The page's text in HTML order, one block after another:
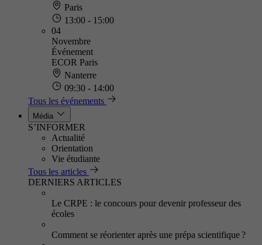
Paris
13:00 - 15:00
04
Novembre
Événement
ECOR Paris
Nanterre
09:30 - 14:00
Tous les événements
Média
S’INFORMER
Actualité
Orientation
Vie étudiante
Tous les articles
DERNIERS ARTICLES
Le CRPE : le concours pour devenir professeur des
écoles
Comment se réorienter après une prépa scientifique ?